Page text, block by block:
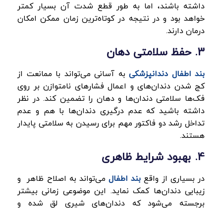
داشته باشند، اما به طور قطع شدت آن بسیار کمتر
خواهد بود و در نتیجه در کوتاه‌ترین زمان ممکن امکان
درمان دارند.
3. حفظ سلامتی دهان
بند اطفال دندانپزشکی به آسانی می‌تواند با ممانعت از
کج شدن دندان‌های و اعمال فشارهای نامتوازن بر روی
فک‌ها سلامتی دندان‌ها و دهان را تضمین کند. در نظر
داشته باشید که عدم درگیری دندان‌ها با هم و عدم
تداخل رشد دو فاکتور مهم برای رسیدن به سلامتی پایدار
هستند.
4. بهبود شرایط ظاهری
در بسیاری از واقع بند اطفالمی‌تواند به اصلاح ظاهر و
زیبایی دندان‌ها کمک نماید. این موضوعی زمانی بیشتر
برجسته می‌شود که دندان‌های شیری لق شده و